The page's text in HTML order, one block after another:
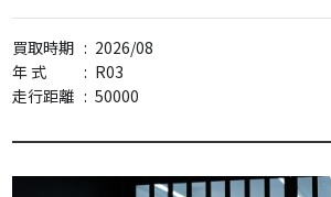
買取時期 : 2026/08
年 式
: R03
走行距離 : 50000